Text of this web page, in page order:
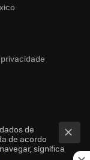
de
de acordo
significa